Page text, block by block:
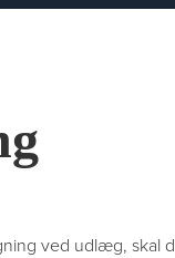
ved udlæg, skal